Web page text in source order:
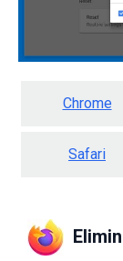
Chrome
Safari